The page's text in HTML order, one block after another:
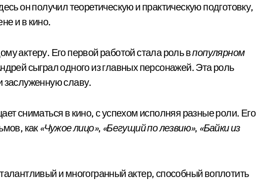
он получил теоретическую и практическую подготовку,
и в кино.
актеру. Его первой работой стала роль впопулярном
сыграл одного из главных персонажей. Эта роль
заслуженную славу.
сниматься в кино, с успехом исполняя разные роли. Его
как «Чужое лицо», «Бегущий по лезвию», «Байки из
и многогранный актер, способный воплотить